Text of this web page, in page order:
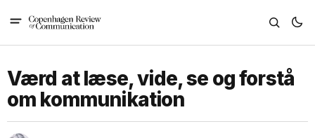
Værd at læse, vide, se og forstå
om kommunikation